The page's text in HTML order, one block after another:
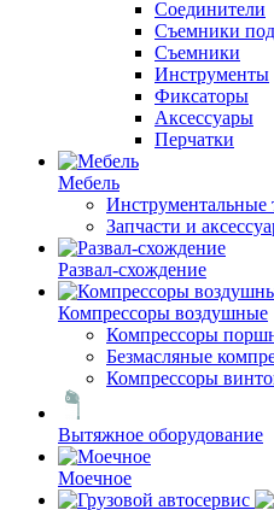
Соединители
Съемники
Съемники
Инструменты
Фиксаторы
Аксессуары
Перчатки
Мебель
Инструментальные
Запчасти и
Развал-схождение
Компрессоры воздушные
Компрессоры
Безмасляные
Компрессоры
Вытяжное оборудование
Моечное